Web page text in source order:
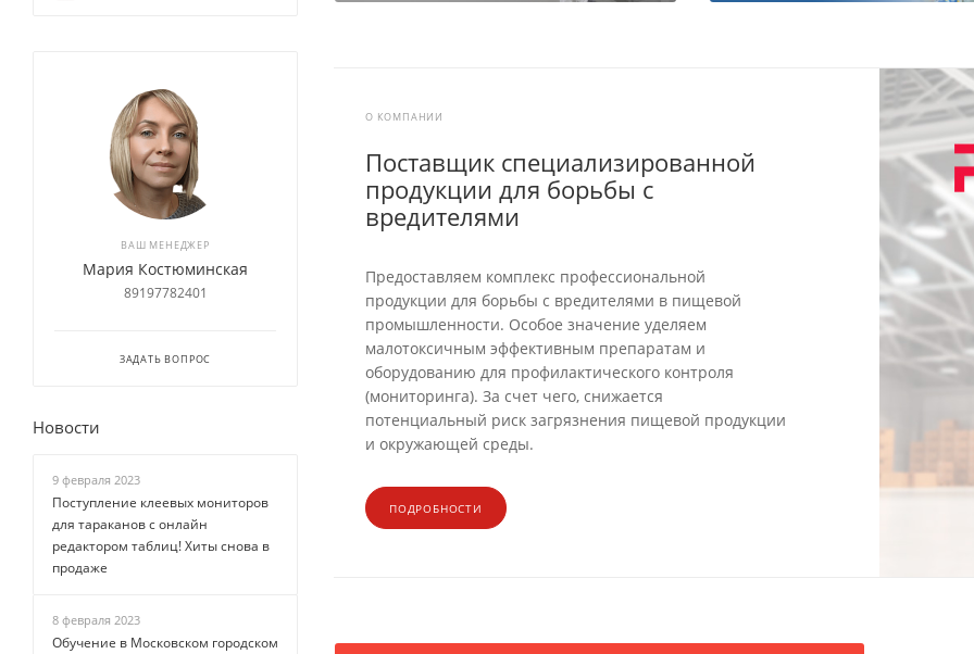
О КОМПАНИИ
Поставщик специализированной
продукции для борьбы с
вредителями
Предоставляем комплекс профессиональной
продукции для борьбы с вредителями в пищевой
промышленности. Особое значение уделяем
малотоксичным эффективным препаратам и
оборудованию для профилактического контроля
(мониторинга). За счет чего, снижается
потенциальный риск загрязнения пищевой продукции
и окружающей среды.
ПОДРОБНОСТИ
ВАШ МЕНЕДЖЕР
Мария Костюминская
89197782401
ЗАДАТЬ ВОПРОС
Новости
9 февраля 2023
Поступление клеевых мониторов
для тараканов с онлайн
редактором таблиц! Хиты снова в
продаже
8 февраля 2023
Обучение в Московском городском